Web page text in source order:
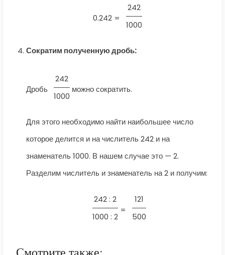
0.242 =
242
1000
Сократим полученную дробь:
Дробь
242
1000
можно сократить.
Для этого необходимо найти наибольшее число
которое делится и на числитель 242 и на
знаменатель 1000. В нашем случае это — 2.
Разделим числитель и знаменатель на 2 и получим:
242 : 2
1000 : 2
=
121
500